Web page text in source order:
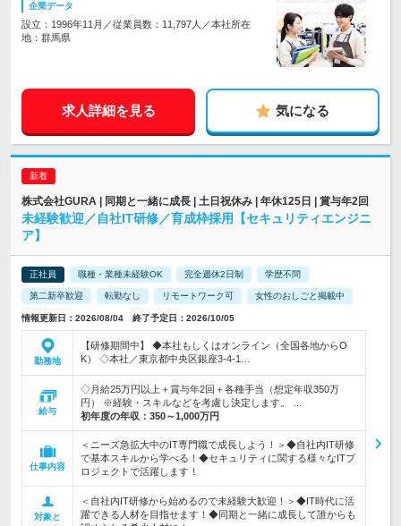
企業データ
設立：1996年11月／従業員数：11,797人／本社所在
地：群馬県
求人詳細を見る 気になる
株式会社GURA | 同期と一緒に成長 | 土日祝休み | 年休125日 | 賞与年2回
未経験歓迎／自社IT研修／育成枠採用【セキュリティエンジニ
ア】
正社員 職種・業種未経験OK 完全週休2日制 学歴不問
第二新卒歓迎 転勤なし リモートワーク可 女性のおしごと掲載中
情報更新日：2026/08/04 終了予定日：2026/10/05
勤務地
【研修期間中】 ◆本社もしくはオンライン（全国各地からO
K） ◇本社／東京都中央区銀座3-4-1…
給与
◇月給25万円以上＋賞与年2回＋各種手当（想定年収350万
円） ※経験・スキルなどを考慮し決定します。 …
初年度の年収： 350～1,000万円
仕事内容
＜ニーズ急拡大中のIT専門職で成長しよう！＞◆自社内IT研修
で基本スキルから学べる！◆セキュリティに関する様々なITプ
ロジェクトで活躍します！
対象と
＜自社内IT研修から始めるので未経験大歓迎！＞◆IT時代に活
躍できる人材を目指せます！◆同期と一緒に成長して誰からも